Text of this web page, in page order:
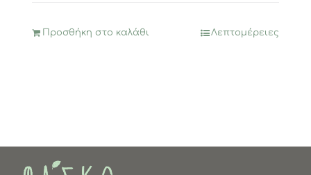
Προσθήκη στο καλάθι Λεπτομέρειες